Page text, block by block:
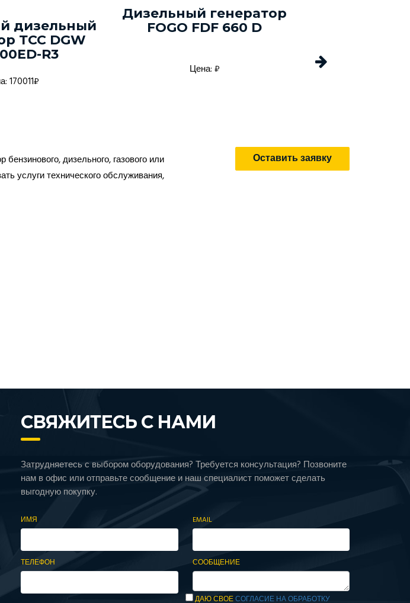
дизельный
ТСС DGW
R3
170011₽
Дизельный генератор
FOGO FDF 660 D
Цена: ₽
дизельного, газового или
услуги технического обслуживания,
Оставить заявку
СВЯЖИТЕСЬ С НАМИ
Затрудняетесь с выбором оборудования? Требуется консультация? Позвоните
нам в офис или отправьте сообщение и наш специалист поможет сделать
выгодную покупку.
ИМЯ EMAIL
ТЕЛЕФОН СООБЩЕНИЕ
ДАЮ СВОЕСОГЛАСИЕ НА ОБРАБОТКУ